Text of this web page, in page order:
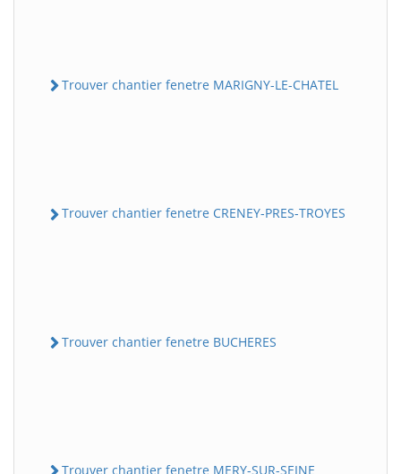
Trouver chantier fenetre MARIGNY-LE-CHATEL
Trouver chantier fenetre CRENEY-PRES-TROYES
Trouver chantier fenetre BUCHERES
Trouver chantier fenetre MERY-SUR-SEINE